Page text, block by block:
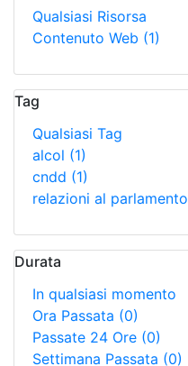
Qualsiasi Risorsa
Contenuto Web (1)
Tag
Qualsiasi Tag
alcol (1)
cndd (1)
relazioni al parlamento
Durata
In qualsiasi momento
Ora Passata (0)
Passate 24 Ore (0)
Settimana Passata (0)